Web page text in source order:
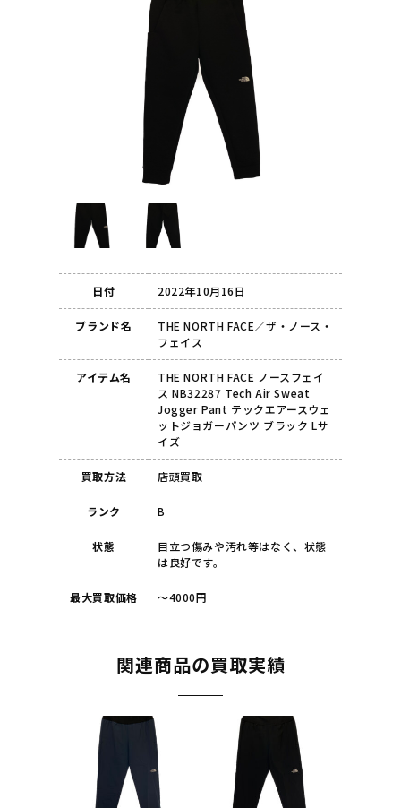
日付 2022年10月16日
ブランド名
THE NORTH FACE／ザ・ノース・
フェイス
アイテム名
THE NORTH FACE ノースフェイ
ス NB32287 Tech Air Sweat
Jogger Pant テックエアースウェ
ットジョガーパンツ ブラック Lサ
イズ
買取方法 店頭買取
ランク B
状態
目立つ傷みや汚れ等はなく、状態
は良好です。
最大買取価格 ～4000円
関連商品の買取実績